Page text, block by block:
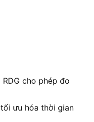
cho phép đo
ưu hóa thời gian